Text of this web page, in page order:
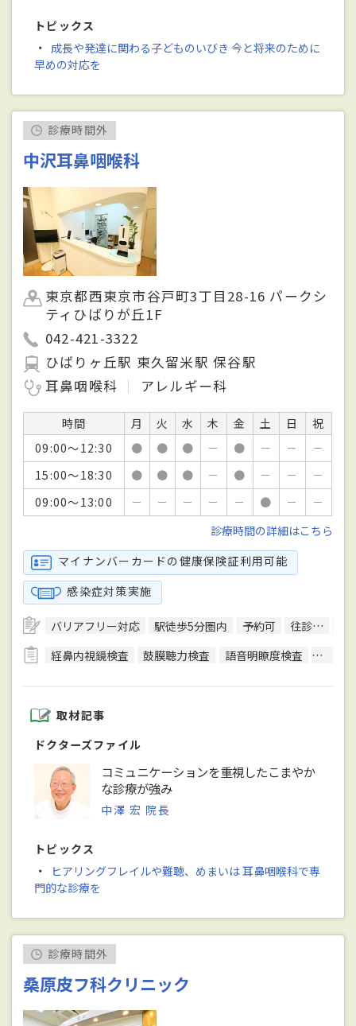
トピックス
・ 成長や発達に関わる子どものいびき 今と将来のために
早めの対応を
診療時間外
中沢耳鼻咽喉科
東京都西東京市谷戸町3丁目28-16 パークシ
ティひばりが丘1F
042-421-3322
ひばりヶ丘駅 東久留米駅 保谷駅
耳鼻咽喉科
アレルギー科
時間 月 火 水 木 金 土 日
祝
09:00～12:30
● ● ● － ● － －
－
15:00～18:30
● ● ● － ● － －
－
09:00～13:00
－ － － － － ● －
－
診療時間の詳細はこちら
マイナンバーカードの健康保険証利用可能
感染症対策実施
バリアフリー対応 駅徒歩5分圏内 予約可 往診可
経鼻内視鏡検査
鼓膜聴力検査 語音明瞭度検査 喉頭鏡
取材記事
ドクターズファイル
コミュニケーションを重視したこまやか
な診療が強み
中澤 宏 院長
トピックス
・
ヒアリングフレイルや難聴、めまいは 耳鼻咽喉科で専
門的な診療を
診療時間外
桑原皮フ科クリニック